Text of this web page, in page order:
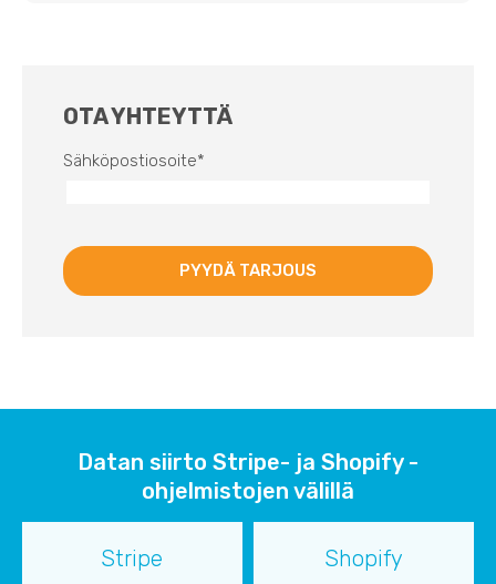
OTA YHTEYTTÄ
Sähköpostiosoite*
Datan siirto Stripe- ja Shopify -
ohjelmistojen välillä
Stripe Shopify